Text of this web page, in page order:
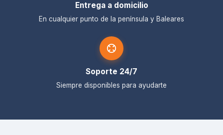
Entrega a domicilio
En cualquier punto de la península y Baleares
Soporte 24/7
Siempre disponibles para ayudarte